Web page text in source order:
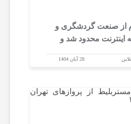
از صنعت گردشگری و
اینترنت محدود شد و
28 آبان 1404